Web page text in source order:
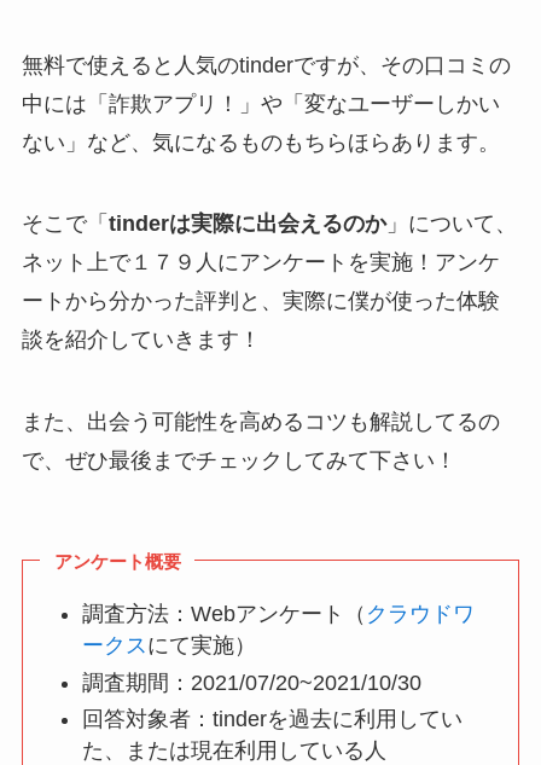
無料で使えると人気のtinderですが、その口コミの
中には「詐欺アプリ！」や「変なユーザーしかい
ない」など、気になるものもちらほらあります。
そこで「 tinderは実際に出会えるのか」について、
ネット上で１７９人にアンケートを実施！アンケ
ートから分かった評判と、実際に僕が使った体験
談を紹介していきます！
また、出会う可能性を高めるコツも解説してるの
で、ぜひ最後までチェックしてみて下さい！
アンケート概要
調査方法：Webアンケート（ クラウドワ
ークスにて実施）
調査期間：2021/07/20~2021/10/30
回答対象者：tinderを過去に利用してい
た、または現在利用している人